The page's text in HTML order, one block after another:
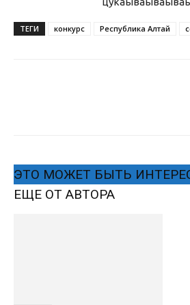
ТЕГИ конкурс Республика Алтай
ЭТО МОЖЕТ БЫТЬ
ЕЩЕ ОТ АВТОРА